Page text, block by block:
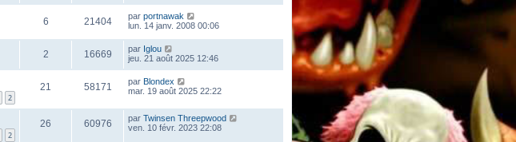
6 21404 par portnawak
lun. 14 janv. 2008 00:06
2 16669 par Iglou
jeu. 21 août 2025 12:46
2
21 58171 par Blondex
mar. 19 août 2025 22:22
2
26 60976 par Twinsen Threepwood
ven. 10 févr. 2023 22:08